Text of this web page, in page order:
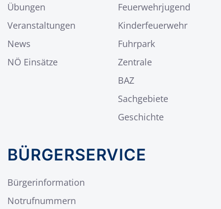
Übungen
Veranstaltungen
News
NÖ Einsätze
Feuerwehrjugend
Kinderfeuerwehr
Fuhrpark
Zentrale
BAZ
Sachgebiete
Geschichte
BÜRGERSERVICE
Bürgerinformation
Notrufnummern